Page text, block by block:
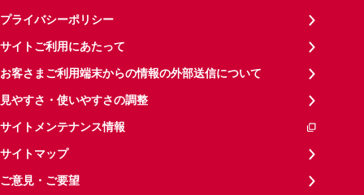
プライバシーポリシー
サイトご利用にあたって
お客さまご利用端末からの情報の外部送信について
見やすさ・使いやすさの調整
サイトメンテナンス情報
サイトマップ
ご意見・ご要望